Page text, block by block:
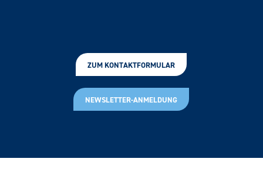
ZUM KONTAKTFORMULAR
NEWSLETTER-ANMELDUNG